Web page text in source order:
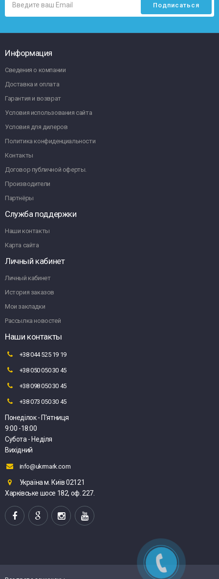
Информация
Сведения о компании
Доставка и оплата
Гарантия и возврат
Условия использования сайта
Условия для дилеров
Политика конфиденциальности
Контакты
Договор публичной оферты.
Производители
Партнёры
Служба поддержки
Наши контакты
Карта сайта
Личный кабинет
Личный кабинет
История заказов
Мои закладки
Рассылка новостей
Наши контакты
+38 044 525 19 19
+38 050 050 30 45
+38 098 050 30 45
+38 073 050 30 45
Понеділок - П'ятниця
9:00 -18:00
Субота - Неділя
Вихідний
info@ukrmark.com
Україна м. Київ 02121
Харківське шосе 182, оф. 227.